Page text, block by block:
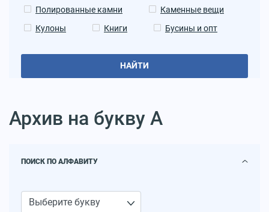
Полированные камни
Каменные вещи
Кулоны
Книги Бусины и опт
НАЙТИ
Архив на букву А
ПОИСК ПО АЛФАВИТУ